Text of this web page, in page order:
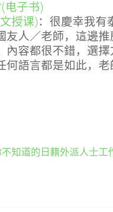
电子书)
授课)： 很慶幸我有
友人／老師，這邊
內容都很不錯，選
語言都是如此，老
知道的日籍外派人士工